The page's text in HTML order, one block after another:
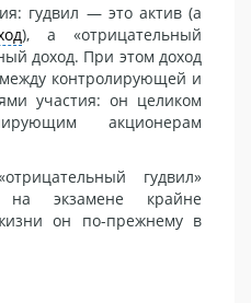
гудвил — это актив (а
), а «отрицательный
доход. При этом доход
контролирующей и
участия: он целиком
акционерам
гудвил»
на экзамене крайне
он по-прежнему в